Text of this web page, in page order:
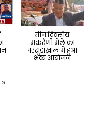
तीन दिवसीय
मकरैणी मेले का
परसुंडाखाल में हुआ
भव्य आयोजन
»